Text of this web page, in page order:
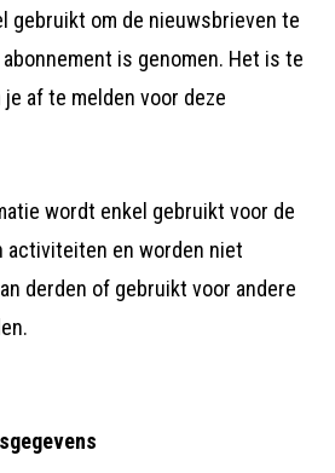
gebruikt om de nieuwsbrieven te
is genomen. Het is te
af te melden voor deze
wordt enkel gebruikt voor de
activiteiten en worden niet
derden of gebruikt voor andere